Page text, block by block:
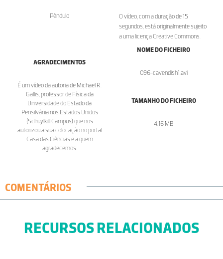
Pêndulo
O vídeo, com a duração de 15
segundos, está originalmente sujeito
a uma licença Creative Commons.
AGRADECIMENTOS
É um vídeo da autoria de Michael R.
Gallis, professor de Física da
Universidade do Estado da
Pensilvânia nos Estados Unidos
(Schuylkill Campus) que nos
autorizou a sua colocação no portal
Casa das Ciências e a quem
agradecemos.
NOME DO FICHEIRO
096-cavendish1.avi
TAMANHO DO FICHEIRO
4.16 MB
COMENTÁRIOS
RECURSOS RELACIONADOS